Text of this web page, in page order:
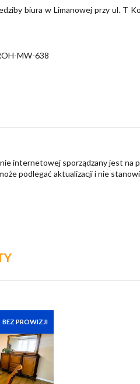
biura w Limanowej przy ul. T
MW-638
internetowej sporządzany jest na
podlegać aktualizacji i nie
BEZ PROWIZJI